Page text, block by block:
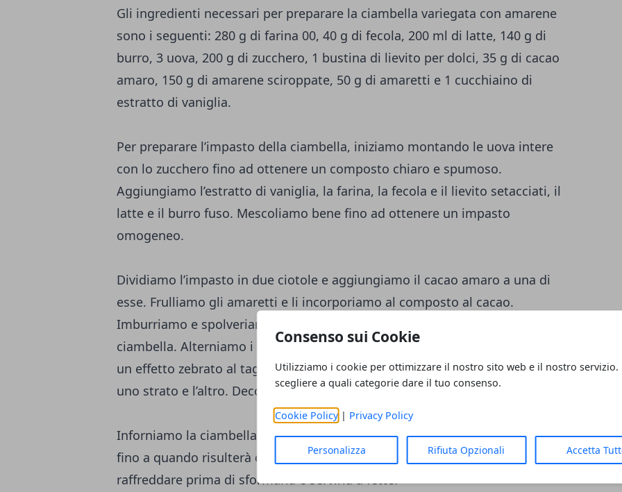
Consenso sui Cookie
Utilizziamo i cookie per ottimizzare il nostro sito web e il nostro servizio.
scegliere a quali categorie dare il tuo consenso.
Cookie Policy| Privacy Policy
Personalizza Rifiuta Opzionali Accetta
Gli ingredienti necessari per preparare la ciambella variegata con amarene
sono i seguenti: 280 g di farina 00, 40 g di fecola, 200 ml di latte, 140 g di
burro, 3 uova, 200 g di zucchero, 1 bustina di lievito per dolci, 35 g di cacao
amaro, 150 g di amarene sciroppate, 50 g di amaretti e 1 cucchiaino di
estratto di vaniglia.
Per preparare l’impasto della ciambella, iniziamo montando le uova intere
con lo zucchero fino ad ottenere un composto chiaro e spumoso.
Aggiungiamo l’estratto di vaniglia, la farina, la fecola e il lievito setacciati, il
latte e il burro fuso. Mescoliamo bene fino ad ottenere un impasto
omogeneo.
Dividiamo l’impasto in due ciotole e aggiungiamo il cacao amaro a una di
esse. Frulliamo gli amaretti e li incorporiamo al composto al cacao.
Imburriamo e spolveriamo con gli amaretti in granella una tortiera da
ciambella. Alterniamo i due composti a cucchiaiate nella tortiera, creando
un effetto zebrato al taglio, e aggiungiamo qualche amarena sciroppata tra
uno strato e l’altro. Decoriamo infine con qualche amarena.
Inforniamo la ciambella in forno caldo e statico a 180° per circa 40 minuti, o
fino a quando risulterà dorata e gonfia. Una volta pronta, lasciamo
raffreddare prima di sformarla e servirla a fette.